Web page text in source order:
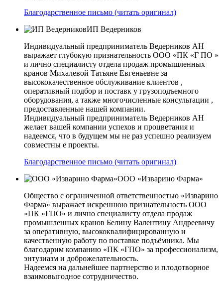
Благодарственное письмо (читать оригинал)
ИП Ведерников
Индивидуальный предприниматель Ведерников АН
выражает глубокую признательность ООО «ПК «Г ПО »
и лично специалисту отдела продаж промышленных
кранов Михалевой Татьяне Евгеньевне за
высококачественное обслуживание клиентов ,
оперативный подбор и поставк у грузоподъемного
оборудования, а также многочисленные консультации ,
предоставленные нашей компании.
Индивидуальный предприниматель Ведерников АН
желает вашей компании успехов и процветания и
надеемся, что в будущем мы не раз успешно реализуем
совместны е проекты.
Благодарственное письмо (читать оригинал)
ООО «Изварино Фарма»
Общество с ограниченной ответственностью «Изварино
Фарма» выражает искреннюю признательность ООО
«ПК «ГПО» и лично специалисту отдела продаж
промышленных кранов Белину Валентину Андреевичу
за оперативную, высококвалифицированную и
качественную работу по поставке подъёмника. Мы
благодарим компанию «ПК «ГПО» за профессионализм,
энтузиазм и доброжелательность.
Надеемся на дальнейшее партнерство и плодотворное
взаимовыгодное сотрудничество.